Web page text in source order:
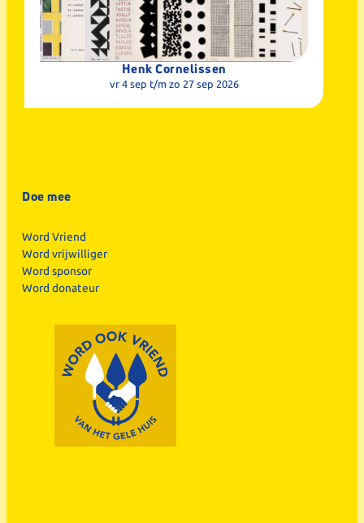
Henk Cornelissen
vr 4 sep t/m zo 27 sep 2026
Doe mee
Word Vriend
Word vrijwilliger
Word sponsor
Word donateur